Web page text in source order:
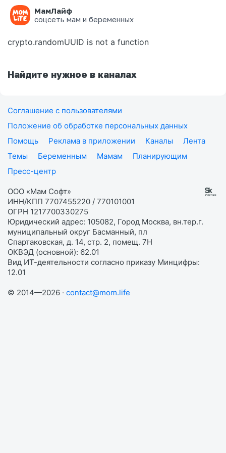
МамЛайф
соцсеть мам и беременных
Ошибка на странице
crypto.randomUUID is not a function
Найдите нужное в каналах
Соглашение с пользователями
Положение об обработке персональных данных
Помощь
Реклама в приложении Каналы
Лента
Темы
Беременным Мамам
Планирующим
Пресс-центр
ООО «Мам Софт»
ИНН/КПП 7707455220 / 770101001
ОГРН 1217700330275
Юридический адрес: 105082, Город Москва, вн.тер.г.
муниципальный округ Басманный, пл
Спартаковская, д. 14, стр. 2, помещ. 7Н
ОКВЭД (основной): 62.01
Вид ИТ-деятельности согласно приказу Минцифры:
12.01
© 2014—2026 · contact@mom.life